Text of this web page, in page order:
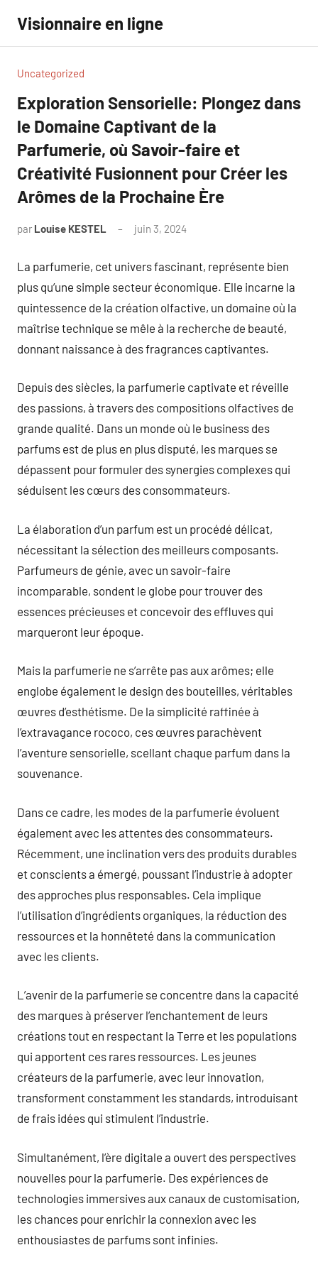
contenu
Visionnaire en ligne
Uncategorized
Exploration Sensorielle: Plongez dans
le Domaine Captivant de la
Parfumerie, où Savoir-faire et
Créativité Fusionnent pour Créer les
Arômes de la Prochaine Ère
par Louise KESTEL juin 3, 2024
La parfumerie, cet univers fascinant, représente bien
plus qu’une simple secteur économique. Elle incarne la
quintessence de la création olfactive, un domaine où la
maîtrise technique se mêle à la recherche de beauté,
donnant naissance à des fragrances captivantes.
Depuis des siècles, la parfumerie captivate et réveille
des passions, à travers des compositions olfactives de
grande qualité. Dans un monde où le business des
parfums est de plus en plus disputé, les marques se
dépassent pour formuler des synergies complexes qui
séduisent les cœurs des consommateurs.
La élaboration d’un parfum est un procédé délicat,
nécessitant la sélection des meilleurs composants.
Parfumeurs de génie, avec un savoir-faire
incomparable, sondent le globe pour trouver des
essences précieuses et concevoir des effluves qui
marqueront leur époque.
Mais la parfumerie ne s’arrête pas aux arômes; elle
englobe également le design des bouteilles, véritables
œuvres d’esthétisme. De la simplicité raffinée à
l’extravagance rococo, ces œuvres parachèvent
l’aventure sensorielle, scellant chaque parfum dans la
souvenance.
Dans ce cadre, les modes de la parfumerie évoluent
également avec les attentes des consommateurs.
Récemment, une inclination vers des produits durables
et conscients a émergé, poussant l’industrie à adopter
des approches plus responsables. Cela implique
l’utilisation d’ingrédients organiques, la réduction des
ressources et la honnêteté dans la communication
avec les clients.
L’avenir de la parfumerie se concentre dans la capacité
des marques à préserver l’enchantement de leurs
créations tout en respectant la Terre et les populations
qui apportent ces rares ressources. Les jeunes
créateurs de la parfumerie, avec leur innovation,
transforment constamment les standards, introduisant
de frais idées qui stimulent l’industrie.
Simultanément, l’ère digitale a ouvert des perspectives
nouvelles pour la parfumerie. Des expériences de
technologies immersives aux canaux de customisation,
les chances pour enrichir la connexion avec les
enthousiastes de parfums sont infinies.